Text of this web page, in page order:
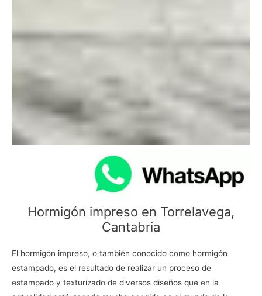
Hormigón impreso en Torrelavega,
Cantabria
El hormigón impreso, o también conocido como hormigón
estampado, es el resultado de realizar un proceso de
estampado y texturizado de diversos diseños que en la